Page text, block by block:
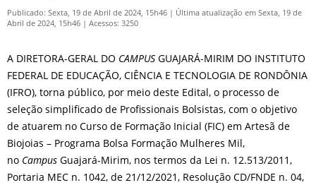
Publicado: Sexta, 19 de Abril de 2024, 15h46 | Última atualização em Sexta, 19 de
Abril de 2024, 15h46 | Acessos: 3250
A DIRETORA-GERAL DO CAMPUS GUAJARÁ-MIRIM DO INSTITUTO
FEDERAL DE EDUCAÇÃO, CIÊNCIA E TECNOLOGIA DE RONDÔNIA
(IFRO), torna público, por meio deste Edital, o processo de
seleção simplificado de Profissionais Bolsistas, com o objetivo
de atuarem no Curso de Formação Inicial (FIC) em Artesã de
Biojoias – Programa Bolsa Formação Mulheres Mil,
no Campus Guajará-Mirim, nos termos da Lei n. 12.513/2011,
Portaria MEC n. 1042, de 21/12/2021, Resolução CD/FNDE n. 04,